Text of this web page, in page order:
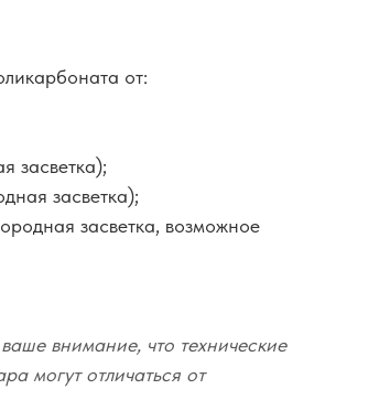
от:
засветка);
засветка);
засветка, возможное
внимание, что технические
могут отличаться от